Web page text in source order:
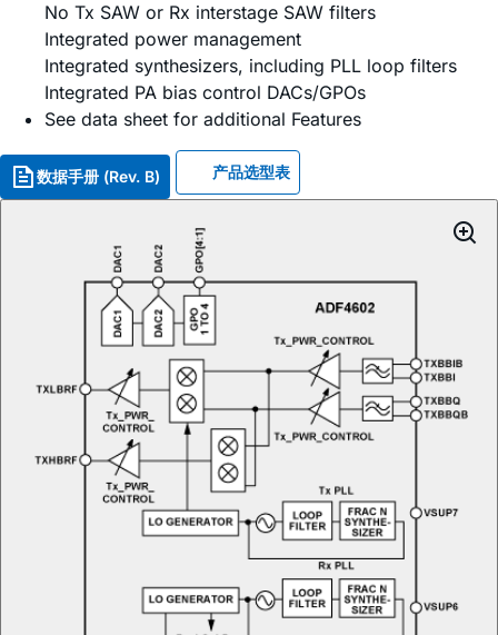
No Tx SAW or Rx interstage SAW filters
Integrated power management
Integrated synthesizers, including PLL loop filters
Integrated PA bias control DACs/GPOs
See data sheet for additional Features
数据手册 (Rev. B) 产品选型表